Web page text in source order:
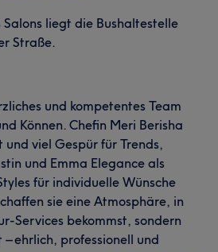
liegt die Bushaltestelle
Straße.
und kompetentes Team
Können. Chefin Meri Berisha
viel Gespür für Trends,
und Emma Elegance als
für individuelle Wünsche
sie eine Atmosphäre, in
Services bekommst, sondern
ehrlich, professionell und